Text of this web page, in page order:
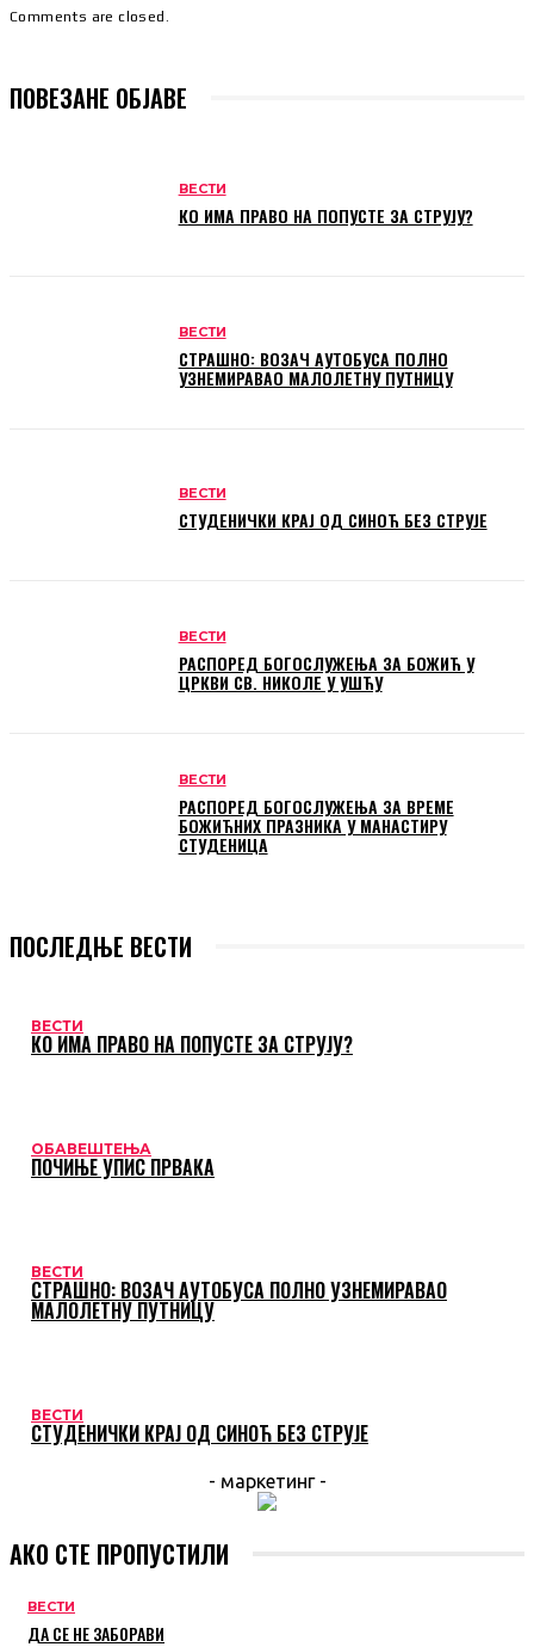
Comments are closed.
ПОВЕЗАНЕ ОБЈАВЕ
ВЕСТИ
КО ИМА ПРАВО НА ПОПУСТЕ ЗА СТРУЈУ?
ВЕСТИ
СТРАШНО: ВОЗАЧ АУТОБУСА ПОЛНО
УЗНЕМИРАВАО МАЛОЛЕТНУ ПУТНИЦУ
ВЕСТИ
СТУДЕНИЧКИ КРАЈ ОД СИНОЋ БЕЗ СТРУЈЕ
ВЕСТИ
РАСПОРЕД БОГОСЛУЖЕЊА ЗА БОЖИЋ У
ЦРКВИ СВ. НИКОЛЕ У УШЋУ
ВЕСТИ
РАСПОРЕД БОГОСЛУЖЕЊА ЗА ВРЕМЕ
БОЖИЋНИХ ПРАЗНИКА У МАНАСТИРУ
СТУДЕНИЦА
ПОСЛЕДЊЕ ВЕСТИ
ВЕСТИ
КО ИМА ПРАВО НА ПОПУСТЕ ЗА СТРУЈУ?
ОБАВЕШТЕЊА
ПОЧИЊЕ УПИС ПРВАКА
ВЕСТИ
СТРАШНО: ВОЗАЧ АУТОБУСА ПОЛНО УЗНЕМИРАВАО
МАЛОЛЕТНУ ПУТНИЦУ
ВЕСТИ
СТУДЕНИЧКИ КРАЈ ОД СИНОЋ БЕЗ СТРУЈЕ
- маркетинг -
АКО СТЕ ПРОПУСТИЛИ
ВЕСТИ
ДА СЕ НЕ ЗАБОРАВИ